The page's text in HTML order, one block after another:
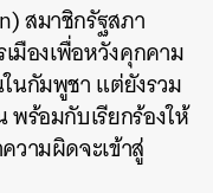
สมาชิกรัฐสภา
เมืองเพื่อหวังคุกคาม
นกัมพูชา แต่ยังรวม
ร้อมกับเรียกร้องให้
วามผิดจะเข้าสู่